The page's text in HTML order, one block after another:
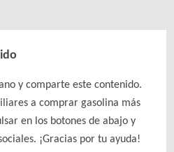
y comparte este contenido.
a comprar gasolina más
en los botones de abajo y
¡Gracias por tu ayuda!